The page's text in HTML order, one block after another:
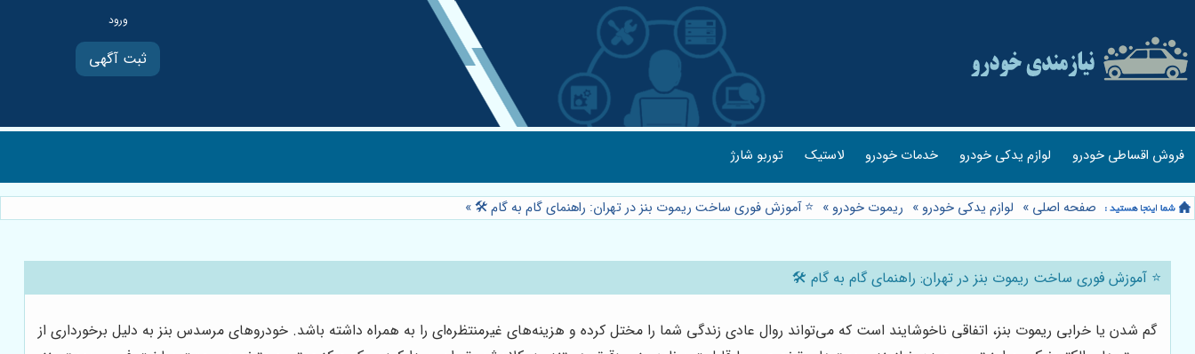
ثبت آگهی
فروش اقساطی خودرو لوازم یدکی خودرو خدمات خودرو لاستیک توربو شارژ
صفحه اصلی » لوازم یدکی خودرو » ریموت خودرو » ⭐️ آموزش فوری ساخت ریموت بنز در تهران: راهنمای گام به گام 🛠️»
⭐️ آموزش فوری ساخت ریموت بنز در تهران: راهنمای گام به گام 🛠️
گم شدن یا خرابی ریموت بنز، اتفاقی ناخوشایند است که می‌تواند روال عادی زندگی شما را مختل کرده و هزینه‌های غیرمنتظره‌ای را به همراه داشته باشد. خودروهای مرسدس بنز به دلیل برخورداری از